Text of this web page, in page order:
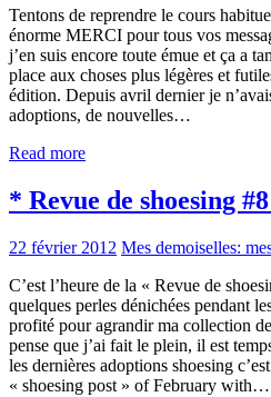
Tentons de reprendre le cours
énorme MERCI pour tous vos
j’en suis encore toute émue et ça a
place aux choses plus légères et
édition. Depuis avril dernier je
adoptions, de nouvelles…
Read more
* Revue de shoesing
22 février 2012 Mes demoiselles:
C’est l’heure de la « Revue de
quelques perles dénichées pendant
profité pour agrandir ma collection
pense que j’ai fait le plein, il est
les dernières adoptions shoesing
« shoesing post » of February with…